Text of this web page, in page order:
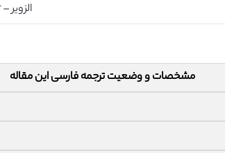
الزویر – Elsevier
مشخصات و وضعیت ترجمه فارسی این مقاله